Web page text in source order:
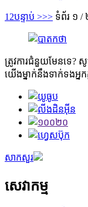
1 2បន្ទាប់ >>> ទំព័រ ១ /
ត្រូវការជំនួយមែនទេ
យើងម្នាក់នឹងទាក់ទងអ្ន
សាកសួរ
សេវាកម្ម